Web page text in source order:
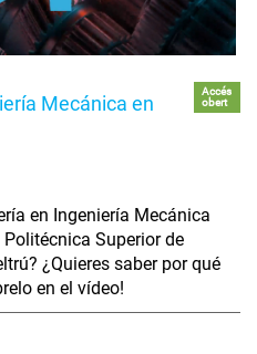
Mecánica en
Accés
obert
en Ingeniería Mecánica
Superior de
¿Quieres saber por qué
en el vídeo!